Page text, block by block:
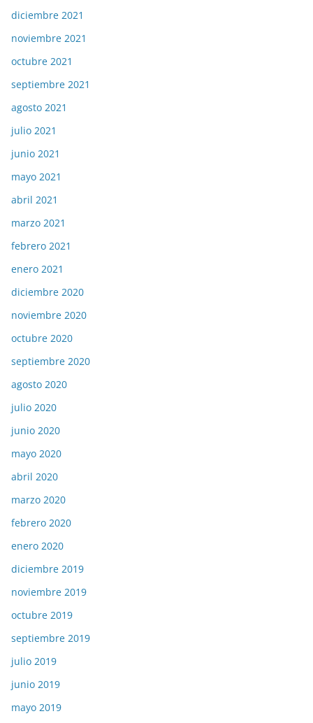
diciembre 2021
noviembre 2021
octubre 2021
septiembre 2021
agosto 2021
julio 2021
junio 2021
mayo 2021
abril 2021
marzo 2021
febrero 2021
enero 2021
diciembre 2020
noviembre 2020
octubre 2020
septiembre 2020
agosto 2020
julio 2020
junio 2020
mayo 2020
abril 2020
marzo 2020
febrero 2020
enero 2020
diciembre 2019
noviembre 2019
octubre 2019
septiembre 2019
julio 2019
junio 2019
mayo 2019